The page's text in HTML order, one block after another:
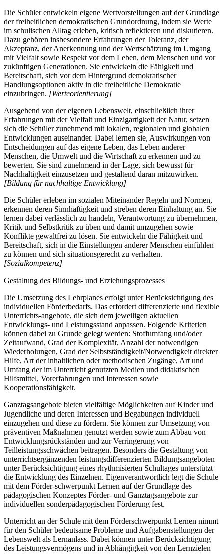
Die Schüler entwickeln eigene Wertvorstellungen auf der Grundlage
der freiheitlichen demokratischen Grundordnung, indem sie Werte
im schulischen Alltag erleben, kritisch reflektieren und diskutieren.
Dazu gehören insbesondere Erfahrungen der Toleranz, der
Akzeptanz, der Anerkennung und der Wertschätzung im Umgang
mit Vielfalt sowie Respekt vor dem Leben, dem Menschen und vor
zukünftigen Generationen. Sie entwickeln die Fähigkeit und
Bereitschaft, sich vor dem Hintergrund demokratischer
Handlungsoptionen aktiv in die freiheitliche Demokratie
einzubringen. [Werteorientierung]
Ausgehend von der eigenen Lebenswelt, einschließlich ihrer
Erfahrungen mit der Vielfalt und Einzigartigkeit der Natur, setzen
sich die Schüler zunehmend mit lokalen, regionalen und globalen
Entwicklungen auseinander. Dabei lernen sie, Auswirkungen von
Entscheidungen auf das eigene Leben, das Leben anderer
Menschen, die Umwelt und die Wirtschaft zu erkennen und zu
bewerten. Sie sind zunehmend in der Lage, sich bewusst für
Nachhaltigkeit einzusetzen und gestaltend daran mitzuwirken.
[Bildung für nachhaltige Entwicklung]
Die Schüler erleben im sozialen Miteinander Regeln und Normen,
erkennen deren Sinnhaftigkeit und streben deren Einhaltung an. Sie
lernen dabei verlässlich zu handeln, Verantwortung zu übernehmen,
Kritik und Selbstkritik zu üben und damit umzugehen sowie
Konflikte gewaltfrei zu lösen. Sie entwickeln die Fähigkeit und
Bereitschaft, sich in die Einstellungen anderer Menschen einfühlen
zu können und sich situationsgerecht zu verhalten.
[Sozialkompetenz]
Gestaltung des Bildungs- und Erziehungsprozesses
Die Umsetzung des Lehrplanes erfolgt unter Berücksichtigung des
individuellen Förderbedarfs. Das erfordert differenzierte und flexible
Unterrichts-angebote, die sich dem jeweiligen aktuellen
Entwicklungs- und Leistungsstand anpassen. Folgende Kriterien
können dabei zu Grunde gelegt werden: Stoffumfang und/oder
Zeitaufwand, Grad der Komplexität, Anzahl der notwendigen
Wiederholungen, Grad der Selbstständigkeit/Notwendigkeit direkter
Hilfe, Art der inhaltlichen oder methodischen Zugänge, Art und
Umfang der im Unterricht genutzten Medien und didaktischen
Hilfsmittel, Vorerfahrungen und Interessen sowie
Kooperationsfähigkeit.
Ganztagsangebote bieten vielfältige Möglichkeiten auf Kinder und
Jugendliche und deren Interessen und Begabungen individuell
einzugehen und diese zu fördern. Sie können zur Umsetzung von
präventiven Maßnahmen genutzt werden sowie zum Abbau von
Entwicklungsrückständen und zur Verringerung von
Teilleistungsschwächen beitragen. Besonders die Gestaltung von
unterrichtsergänzenden leistungsdifferenzierten Bildungsangeboten
unter Berücksichtigung eines rhythmisierten Schultages unterstützt
die Entwicklung des Einzelnen. Eigenverantwortlich legt die Schule
mit dem Förder-schwerpunkt Lernen auf der Grundlage des
pädagogischen Konzeptes Förder- und Ganztagsangebote zur
individuellen sonderpädagogischen Förderung fest.
Unterricht an der Schule mit dem Förderschwerpunkt Lernen nimmt
für den Schüler bedeutsame Probleme und Aufgabenstellungen der
Lebenswelt als Lernanlass. Dabei können unter Berücksichtigung
des Leistungsvermögens und in Abhängigkeit von den Lernzielen